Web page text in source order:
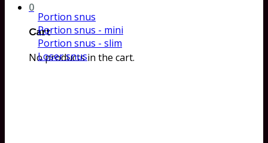
0
Cart
No products in the cart.
Portion snus
Portion snus - mini
Portion snus - slim
Loser snus